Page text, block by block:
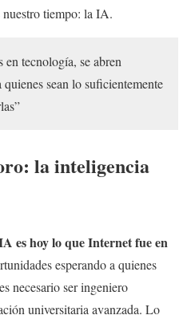
tiempo: la IA.
en tecnología, se abren
sean lo suficientemente
la inteligencia
es hoy lo que Internet fue en
esperando a quienes
necesario ser ingeniero
universitaria avanzada. Lo